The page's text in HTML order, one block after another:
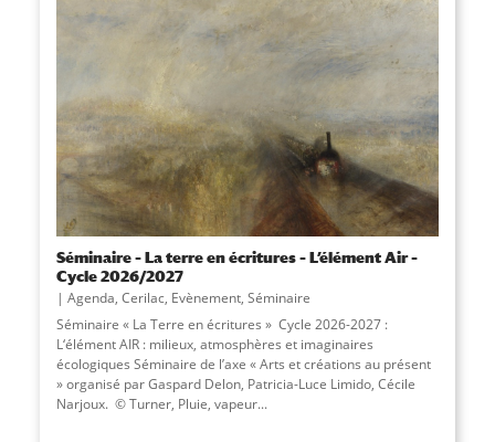
Séminaire – La terre en écritures – L’élément Air –
Cycle 2026/2027
Agenda, Cerilac, Evènement, Séminaire
Séminaire « La Terre en écritures » Cycle 2026-2027 :
L‘élément AIR : milieux, atmosphères et imaginaires
écologiques Séminaire de l’axe « Arts et créations au présent
» organisé par Gaspard Delon, Patricia-Luce Limido, Cécile
Narjoux. © Turner, Pluie, vapeur...